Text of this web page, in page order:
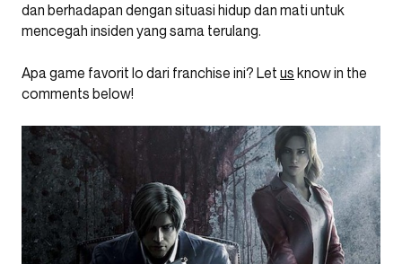
dan berhadapan dengan situasi hidup dan mati untuk
mencegah insiden yang sama terulang.
Apa game favorit lo dari franchise ini? Let us know in the
comments below!